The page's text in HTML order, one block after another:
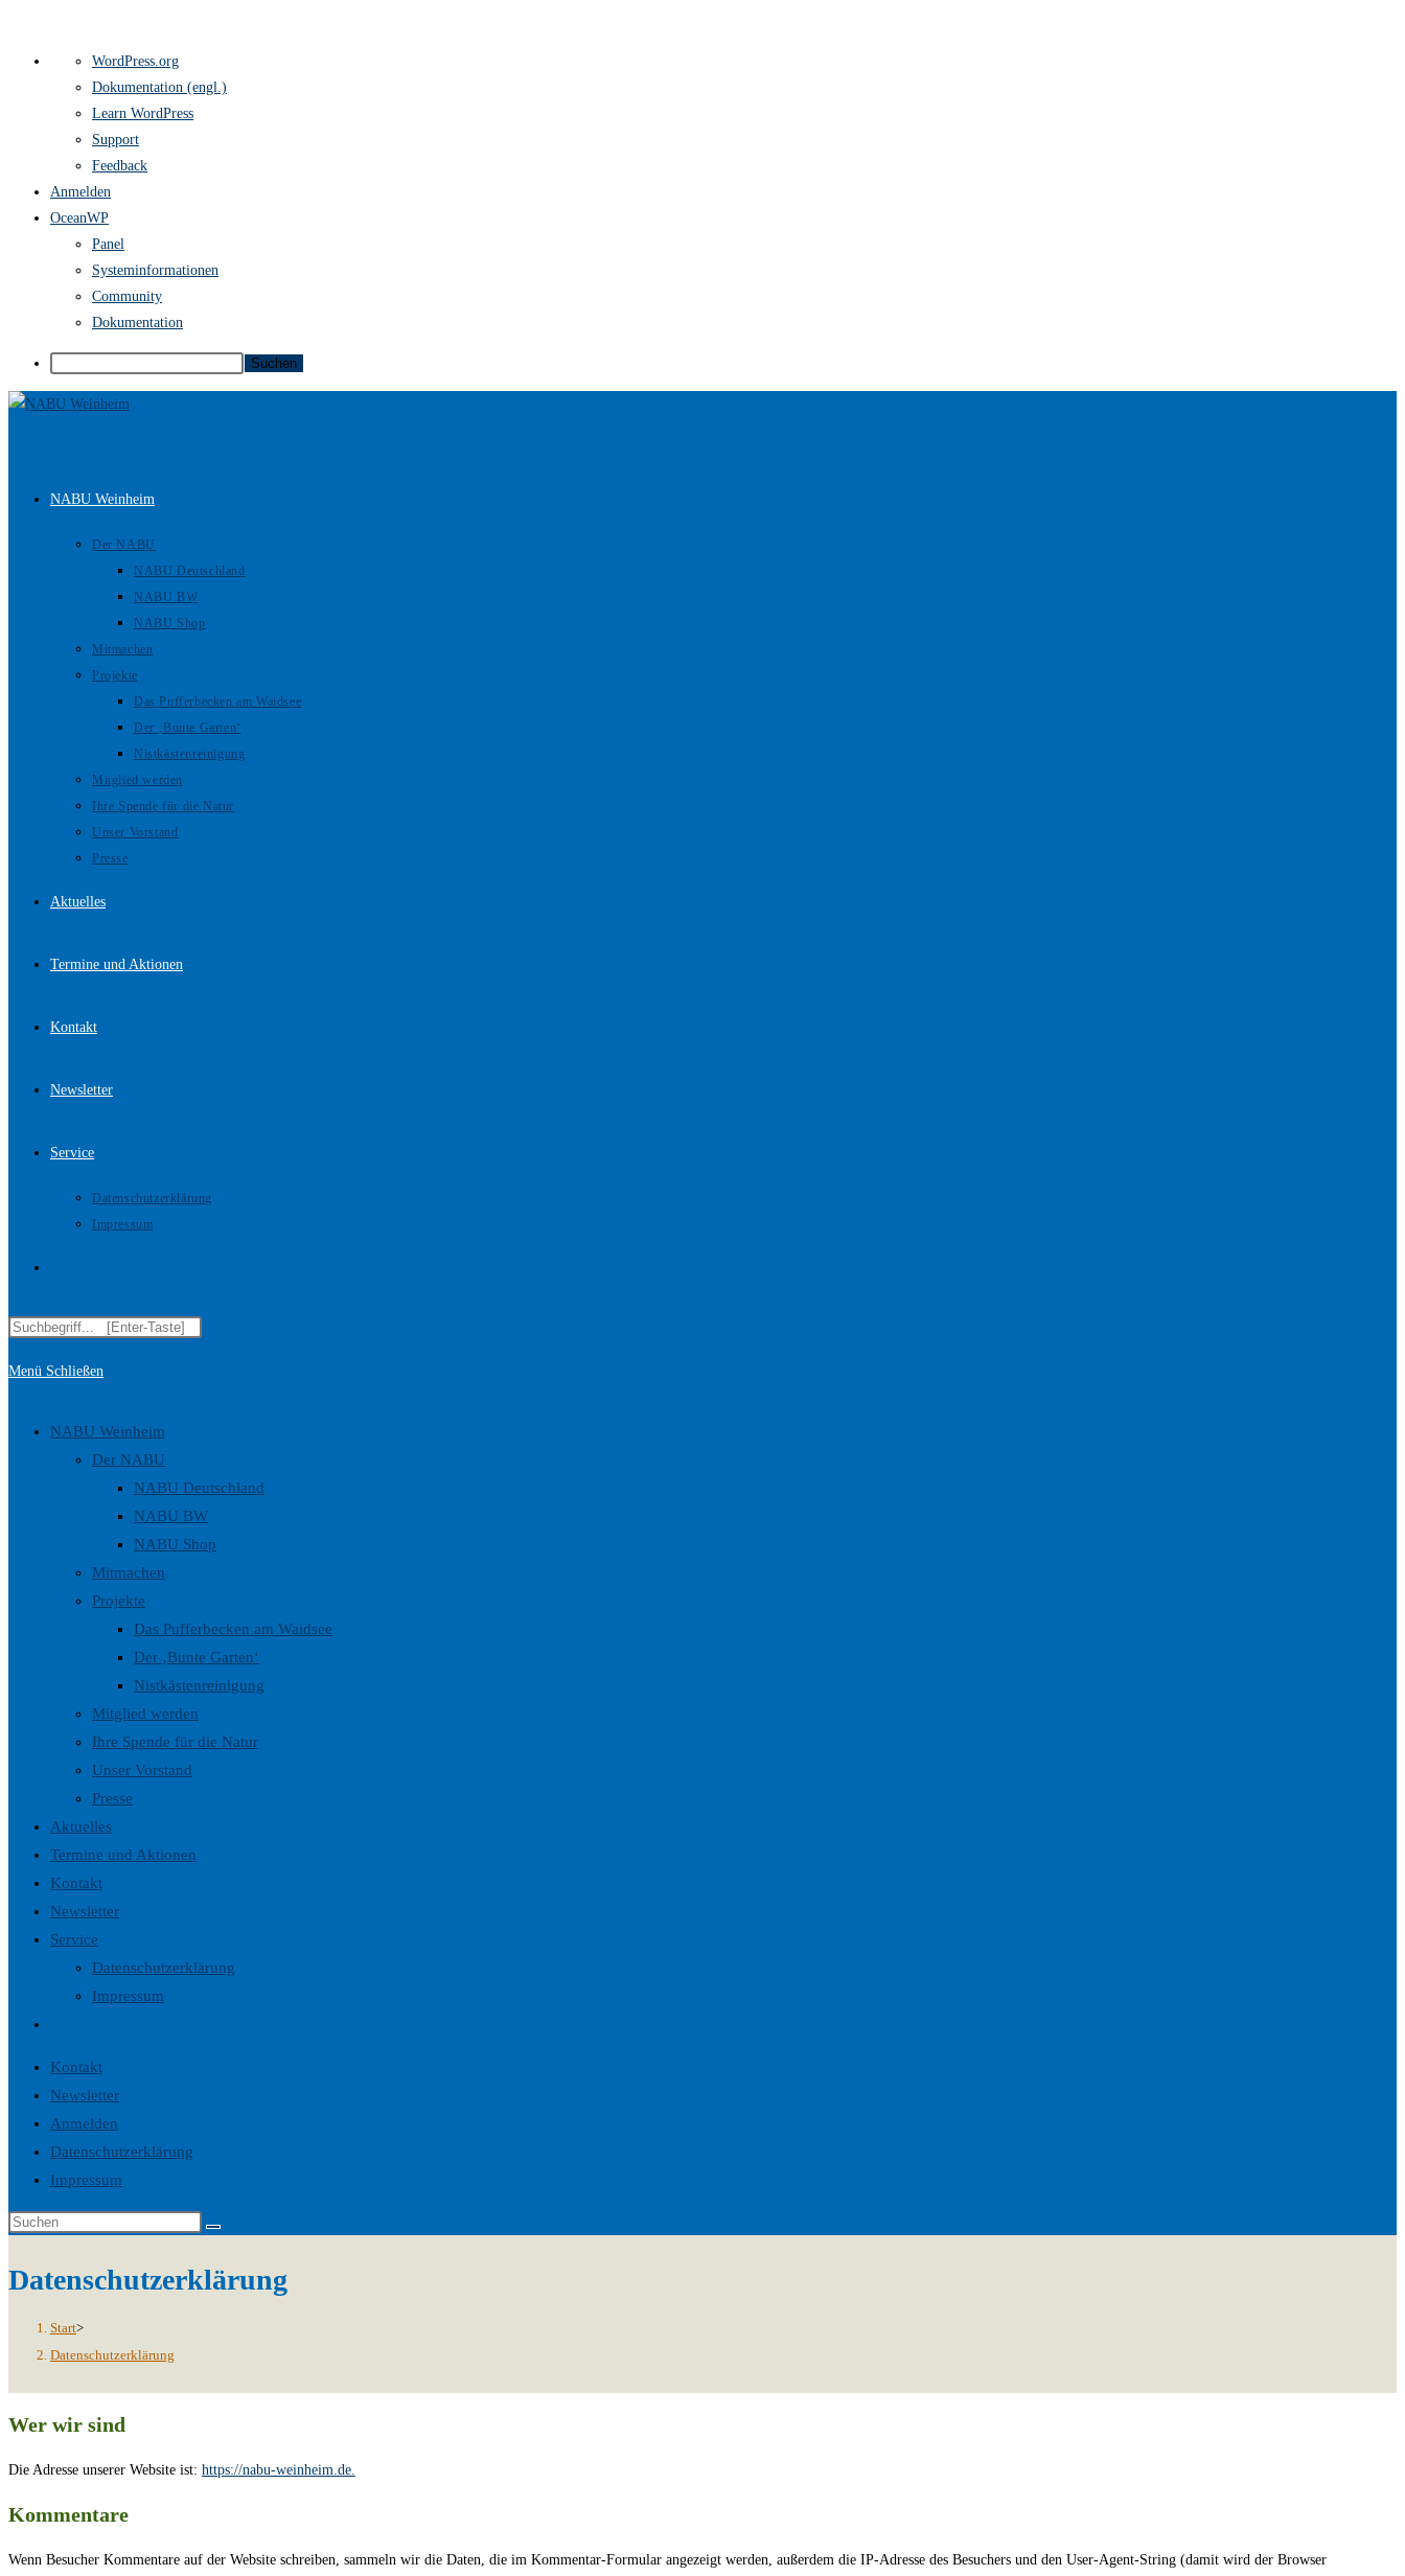
Über
WordPress
WordPress.org
Dokumentation (engl.)
Learn WordPress
Support
Feedback
Anmelden
OceanWP
Panel
Systeminformationen
Community
Dokumentation
Suchen
Zum
NABU Weinheim
Der NABU
NABU Deutschland
NABU BW
NABU Shop
Mitmachen
Projekte
Das Pufferbecken am Waidsee
Der ‚Bunte Garten‘
Nistkästenreinigung
Mitglied werden
Ihre Spende für die Natur
Unser Vorstand
Presse
Aktuelles
Termine und Aktionen
Kontakt
Newsletter
Service
Datenschutzerklärung
Impressum
Suche
Diese
durchsuchen
Menü Schließen
NABU Weinheim
Der NABU
NABU Deutschland
NABU BW
NABU Shop
Mitmachen
Projekte
Das Pufferbecken am Waidsee
Der ‚Bunte Garten‘
Nistkästenreinigung
Mitglied werden
Ihre Spende für die Natur
Unser Vorstand
Presse
Aktuelles
Termine und Aktionen
Kontakt
Newsletter
Service
Datenschutzerklärung
Impressum
umschalten
Kontakt
Newsletter
Anmelden
Datenschutzerklärung
Impressum
Datenschutzerklärung
Start>
Datenschutzerklärung
Wer wir sind
Die Adresse unserer Website ist: https://nabu-weinheim.de.
Kommentare
Wenn Besucher Kommentare auf der Website schreiben, sammeln wir die Daten, die im Kommentar-Formular angezeigt werden, außerdem die IP-Adresse des Besuchers und den User-Agent-String (damit wird der Browser